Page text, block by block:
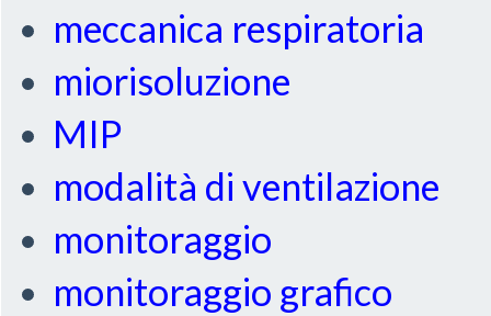
meccanica respiratoria
miorisoluzione
MIP
modalità di ventilazione
monitoraggio
monitoraggio grafico